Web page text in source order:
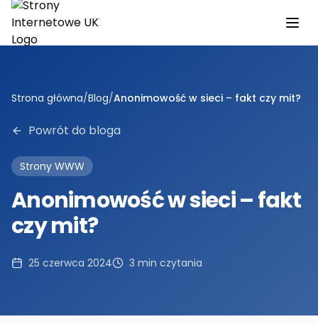
Przejdź do głównej treści
Strona główna/Blog/Anonimowość w sieci – fakt czy mit?
Powrót do bloga
Strony WWW
Anonimowość w sieci – fakt
czy mit?
25 czerwca 2024 3 min czytania